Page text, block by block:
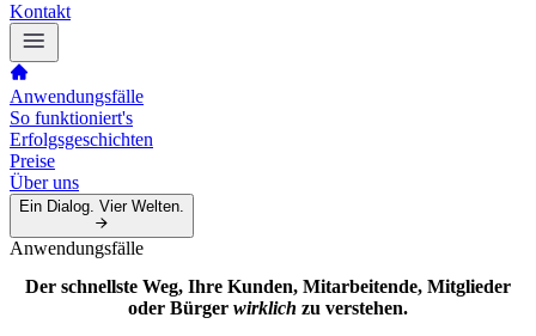
Kontakt
Anwendungsfälle
So funktioniert's
Erfolgsgeschichten
Preise
Über uns
Ein Dialog. Vier Welten.
Anwendungsfälle
Der schnellste Weg, Ihre Kunden, Mitarbeitende, Mitglieder
oder Bürger wirklich zu verstehen.